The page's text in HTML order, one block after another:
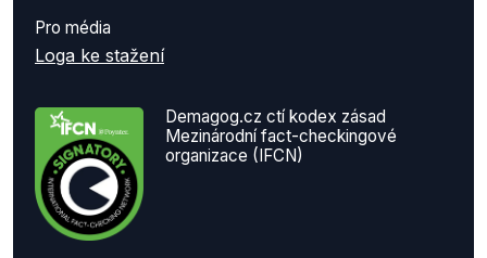
Pro média
Loga ke stažení
Demagog.cz ctí kodex zásad
Mezinárodní fact-checkingové
organizace (IFCN)